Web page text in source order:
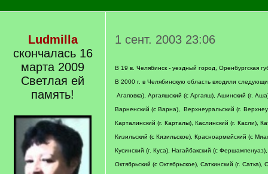
Ludmilla
скончалась 16
марта 2009
Светлая ей
память!
1 сент. 2003 23:06
В 19 в. Челябинск - уездный город, Оренбургская
В 2000 г. в Челябинскую область входили
Агаповка), Аргаяшский (с Аргаяш), Ашинский (г.
Варненский (с Варна), Верхнеуральский (г.
Карталинский (г. Карталы), Каслинский (г. Касли),
Кизильский (с Кизильское), Красноармейский (с
Кусинский (г. Куса), Нагайбакский (с
Октябрьский (с Октябрьское), Саткинский (г.